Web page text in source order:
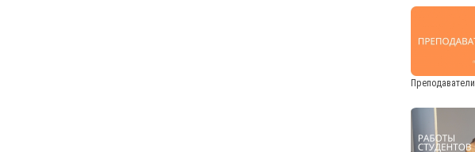
Преподаватели